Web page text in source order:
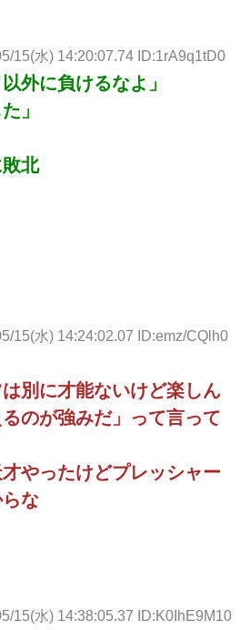
15(水) 14:20:07.74 ID:1rA9q1tD0
外に負けるなよ」
」
北
15(水) 14:24:02.07 ID:emz/CQlh0
別に才能ないけど楽しん
のが強みだ」って言って
やったけどプレッシャー
な
15(水) 14:38:05.37 ID:K0IhE9M10